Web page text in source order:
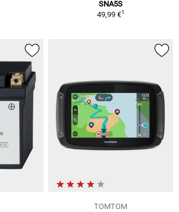
SNA5S
49,99 €1
TOMTOM